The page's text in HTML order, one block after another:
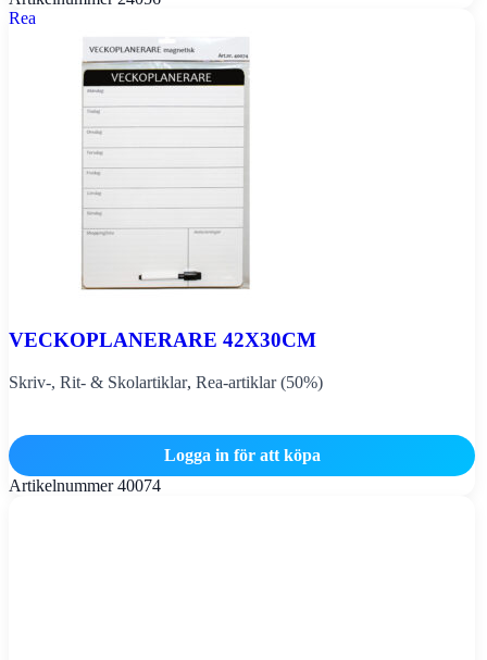
Rea
VECKOPLANERARE 42X30CM
Skriv-, Rit- & Skolartiklar, Rea-artiklar (50%)
Logga in för att köpa
Artikelnummer40074